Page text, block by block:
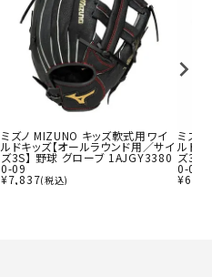
ミズノ MIZUNO キッズ軟式用ワイ
ルドキッズ【オールラウンド用／サイ
ズ3S】 野球 グローブ 1AJGY3380
0-09
¥7,837(税込)
ミズ
ルドキ
ズ3S
0-09
¥